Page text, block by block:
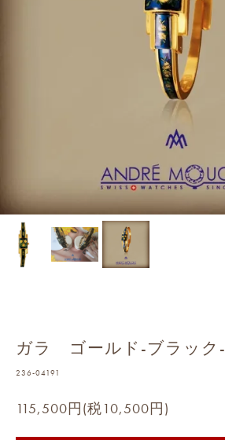
ガラ ゴールド-ブラック-
236-04191
115,500円(税10,500円)